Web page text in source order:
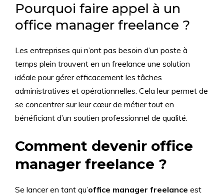
Pourquoi faire appel à un
office manager freelance ?
Les entreprises qui n’ont pas besoin d’un poste à
temps plein trouvent en un freelance une solution
idéale pour gérer efficacement les tâches
administratives et opérationnelles. Cela leur permet de
se concentrer sur leur cœur de métier tout en
bénéficiant d’un soutien professionnel de qualité.
Comment devenir office
manager freelance ?
Se lancer en tant qu’office manager freelance est